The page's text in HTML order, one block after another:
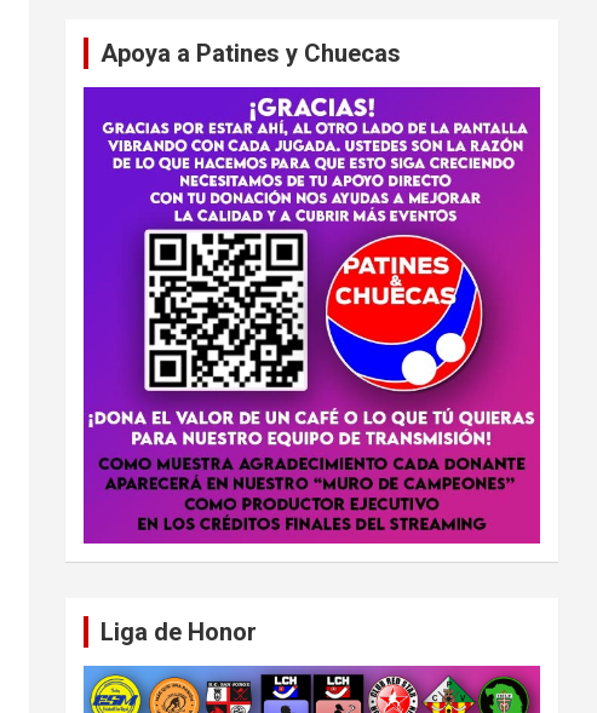
Apoya a Patines y Chuecas
Liga de Honor